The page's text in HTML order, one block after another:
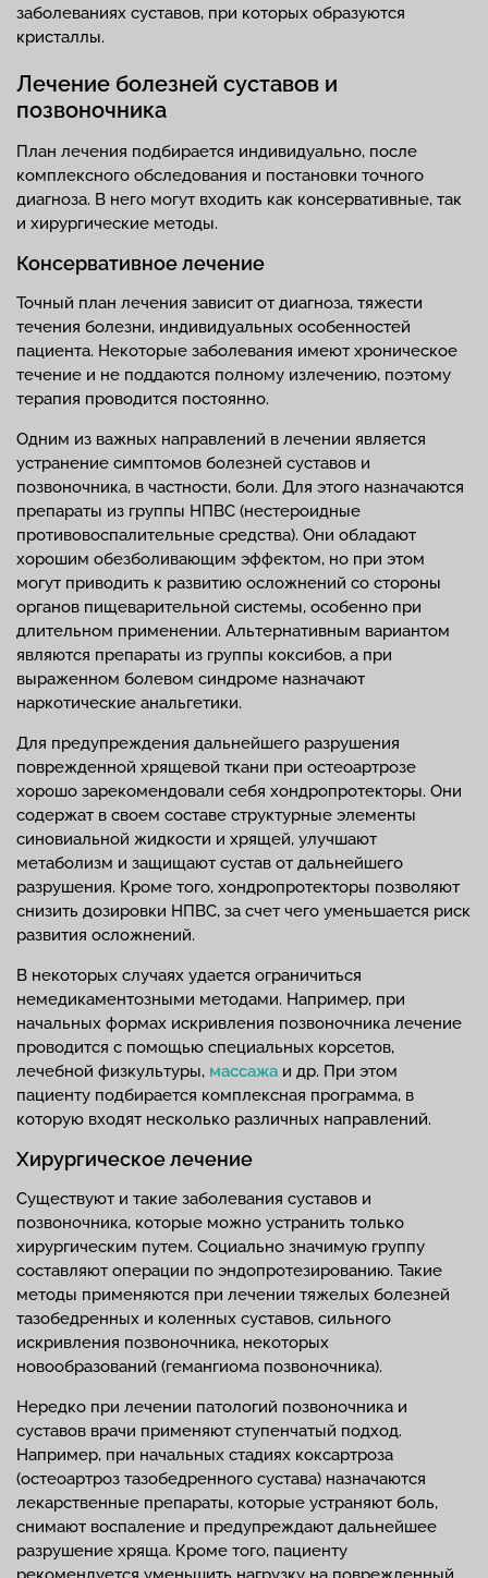
заболеваниях суставов, при которых образуются
кристаллы.
Лечение болезней суставов и
позвоночника
План лечения подбирается индивидуально, после
комплексного обследования и постановки точного
диагноза. В него могут входить как консервативные, так
и хирургические методы.
Консервативное лечение
Точный план лечения зависит от диагноза, тяжести
течения болезни, индивидуальных особенностей
пациента. Некоторые заболевания имеют хроническое
течение и не поддаются полному излечению, поэтому
терапия проводится постоянно.
Одним из важных направлений в лечении является
устранение симптомов болезней суставов и
позвоночника, в частности, боли. Для этого назначаются
препараты из группы НПВС (нестероидные
противовоспалительные средства). Они обладают
хорошим обезболивающим эффектом, но при этом
могут приводить к развитию осложнений со стороны
органов пищеварительной системы, особенно при
длительном применении. Альтернативным вариантом
являются препараты из группы коксибов, а при
выраженном болевом синдроме назначают
наркотические анальгетики.
Для предупреждения дальнейшего разрушения
поврежденной хрящевой ткани при остеоартрозе
хорошо зарекомендовали себя хондропротекторы. Они
содержат в своем составе структурные элементы
синовиальной жидкости и хрящей, улучшают
метаболизм и защищают сустав от дальнейшего
разрушения. Кроме того, хондропротекторы позволяют
снизить дозировки НПВС, за счет чего уменьшается риск
развития осложнений.
В некоторых случаях удается ограничиться
немедикаментозными методами. Например, при
начальных формах искривления позвоночника лечение
проводится с помощью специальных корсетов,
лечебной физкультуры, массажа и др. При этом
пациенту подбирается комплексная программа, в
которую входят несколько различных направлений.
Хирургическое лечение
Существуют и такие заболевания суставов и
позвоночника, которые можно устранить только
хирургическим путем. Социально значимую группу
составляют операции по эндопротезированию. Такие
методы применяются при лечении тяжелых болезней
тазобедренных и коленных суставов, сильного
искривления позвоночника, некоторых
новообразований (гемангиома позвоночника).
Нередко при лечении патологий позвоночника и
суставов врачи применяют ступенчатый подход.
Например, при начальных стадиях коксартроза
(остеоартроз тазобедренного сустава) назначаются
лекарственные препараты, которые устраняют боль,
снимают воспаление и предупреждают дальнейшее
разрушение хряща. Кроме того, пациенту